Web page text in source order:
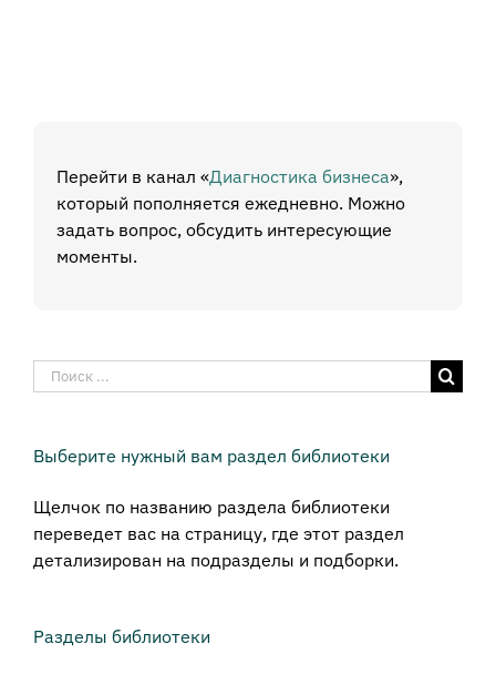
Перейти в канал «Диагностика бизнеса»,
который пополняется ежедневно. Можно
задать вопрос, обсудить интересующие
моменты.
Результат
поиска:
Выберите нужный вам раздел библиотеки
Щелчок по названию раздела библиотеки
переведет вас на страницу, где этот раздел
детализирован на подразделы и подборки.
Разделы библиотеки